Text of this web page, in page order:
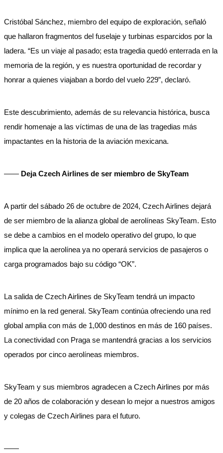
Cristóbal Sánchez, miembro del equipo de exploración, señaló
que hallaron fragmentos del fuselaje y turbinas esparcidos por la
ladera. “Es un viaje al pasado; esta tragedia quedó enterrada en la
memoria de la región, y es nuestra oportunidad de recordar y
honrar a quienes viajaban a bordo del vuelo 229”, declaró.
Este descubrimiento, además de su relevancia histórica, busca
rendir homenaje a las víctimas de una de las tragedias más
impactantes en la historia de la aviación mexicana.
—— Deja Czech Airlines de ser miembro de SkyTeam
A partir del sábado 26 de octubre de 2024, Czech Airlines dejará
de ser miembro de la alianza global de aerolíneas SkyTeam. Esto
se debe a cambios en el modelo operativo del grupo, lo que
implica que la aerolínea ya no operará servicios de pasajeros o
carga programados bajo su código “OK”.
La salida de Czech Airlines de SkyTeam tendrá un impacto
mínimo en la red general. SkyTeam continúa ofreciendo una red
global amplia con más de 1,000 destinos en más de 160 países.
La conectividad con Praga se mantendrá gracias a los servicios
operados por cinco aerolíneas miembros.
SkyTeam y sus miembros agradecen a Czech Airlines por más
de 20 años de colaboración y desean lo mejor a nuestros amigos
y colegas de Czech Airlines para el futuro.
——